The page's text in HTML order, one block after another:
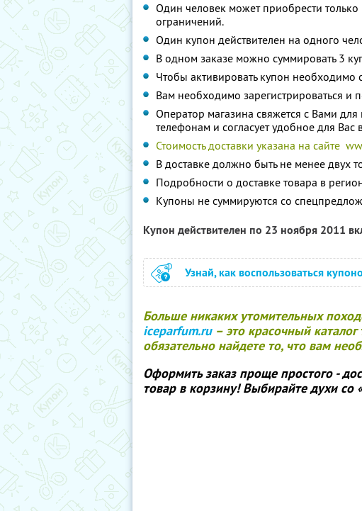
Один человек может приобрести
ограничений.
Один купон действителен на одного
В одном заказе можно суммировать 3
Чтобы активировать купон необходимо
Вам необходимо зарегистрироваться и
Оператор магазина свяжется с Вами
телефонам и согласует удобное для Вас
Стоимость доставки указана на сайте
В доставке должно быть не менее двух
Подробности о доставке товара в
Купоны не суммируются со
Купон действителен по 23 ноября 2011
Узнай, как воспользоваться
Больше никаких утомительных
iceparfum.ru– это красочный
обязательно найдете то, что вам
Оформить заказ проще простого -
товар в корзину! Выбирайте духи со